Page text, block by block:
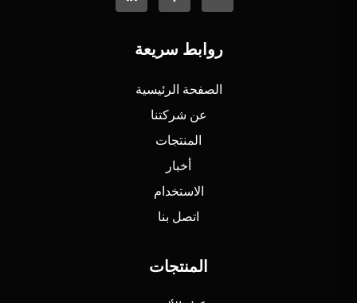
روابط سريعة
الصفحة الرئيسية
عن شركتنا
المنتجات
أخبار
الاستخدام
اتصل بنا
المنتجات